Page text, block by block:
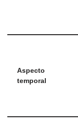
Aspecto
temporal